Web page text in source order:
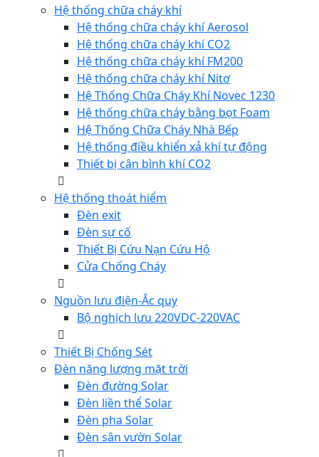
Hệ thống chữa cháy khí
Hệ thống chữa cháy khí Aerosol
Hệ thống chữa cháy khí CO2
Hệ thống chữa cháy khí FM200
Hệ thống chữa cháy khí Nitơ
Hệ Thống Chữa Cháy Khí Novec 1230
Hệ thống chữa cháy bằng bọt Foam
Hệ Thống Chữa Cháy Nhà Bếp
Hệ thống điều khiển xả khí tự động
Thiết bị cân bình khí CO2
Hệ thống thoát hiểm
Đèn exit
Đèn sự cố
Thiết Bị Cứu Nạn Cứu Hộ
Cửa Chống Cháy
Nguồn lưu điện-Ắc quy
Bộ nghịch lưu 220VDC-220VAC
Thiết Bị Chống Sét
Đèn năng lượng mặt trời
Đèn đường Solar
Đèn liền thể Solar
Đèn pha Solar
Đèn sân vườn Solar